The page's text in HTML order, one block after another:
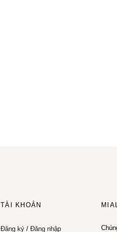
TÀI KHOẢN
Đăng ký/ Đăng nhập